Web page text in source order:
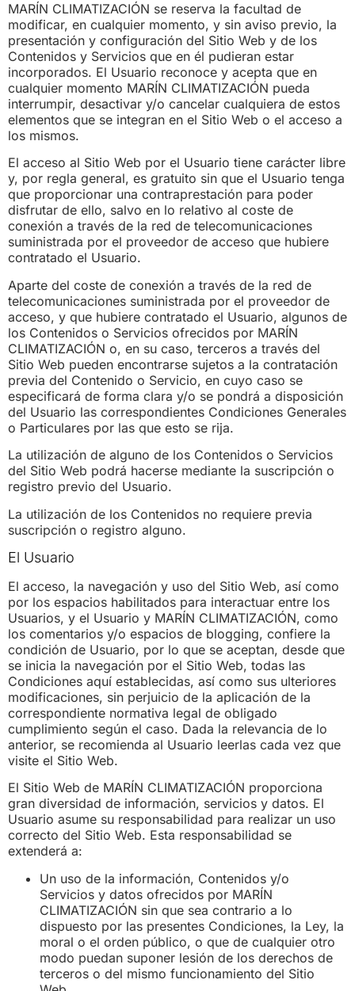
MARÍN CLIMATIZACIÓN se reserva la facultad de
modificar, en cualquier momento, y sin aviso previo, la
presentación y configuración del Sitio Web y de los
Contenidos y Servicios que en él pudieran estar
incorporados. El Usuario reconoce y acepta que en
cualquier momento MARÍN CLIMATIZACIÓN pueda
interrumpir, desactivar y/o cancelar cualquiera de estos
elementos que se integran en el Sitio Web o el acceso a
los mismos.
El acceso al Sitio Web por el Usuario tiene carácter libre
y, por regla general, es gratuito sin que el Usuario tenga
que proporcionar una contraprestación para poder
disfrutar de ello, salvo en lo relativo al coste de
conexión a través de la red de telecomunicaciones
suministrada por el proveedor de acceso que hubiere
contratado el Usuario.
Aparte del coste de conexión a través de la red de
telecomunicaciones suministrada por el proveedor de
acceso, y que hubiere contratado el Usuario, algunos de
los Contenidos o Servicios ofrecidos por MARÍN
CLIMATIZACIÓN o, en su caso, terceros a través del
Sitio Web pueden encontrarse sujetos a la contratación
previa del Contenido o Servicio, en cuyo caso se
especificará de forma clara y/o se pondrá a disposición
del Usuario las correspondientes Condiciones Generales
o Particulares por las que esto se rija.
La utilización de alguno de los Contenidos o Servicios
del Sitio Web podrá hacerse mediante la suscripción o
registro previo del Usuario.
La utilización de los Contenidos no requiere previa
suscripción o registro alguno.
El Usuario
El acceso, la navegación y uso del Sitio Web, así como
por los espacios habilitados para interactuar entre los
Usuarios, y el Usuario y MARÍN CLIMATIZACIÓN, como
los comentarios y/o espacios de blogging, confiere la
condición de Usuario, por lo que se aceptan, desde que
se inicia la navegación por el Sitio Web, todas las
Condiciones aquí establecidas, así como sus ulteriores
modificaciones, sin perjuicio de la aplicación de la
correspondiente normativa legal de obligado
cumplimiento según el caso. Dada la relevancia de lo
anterior, se recomienda al Usuario leerlas cada vez que
visite el Sitio Web.
El Sitio Web de MARÍN CLIMATIZACIÓN proporciona
gran diversidad de información, servicios y datos. El
Usuario asume su responsabilidad para realizar un uso
correcto del Sitio Web. Esta responsabilidad se
extenderá a:
Un uso de la información, Contenidos y/o
Servicios y datos ofrecidos por MARÍN
CLIMATIZACIÓN sin que sea contrario a lo
dispuesto por las presentes Condiciones, la Ley, la
moral o el orden público, o que de cualquier otro
modo puedan suponer lesión de los derechos de
terceros o del mismo funcionamiento del Sitio